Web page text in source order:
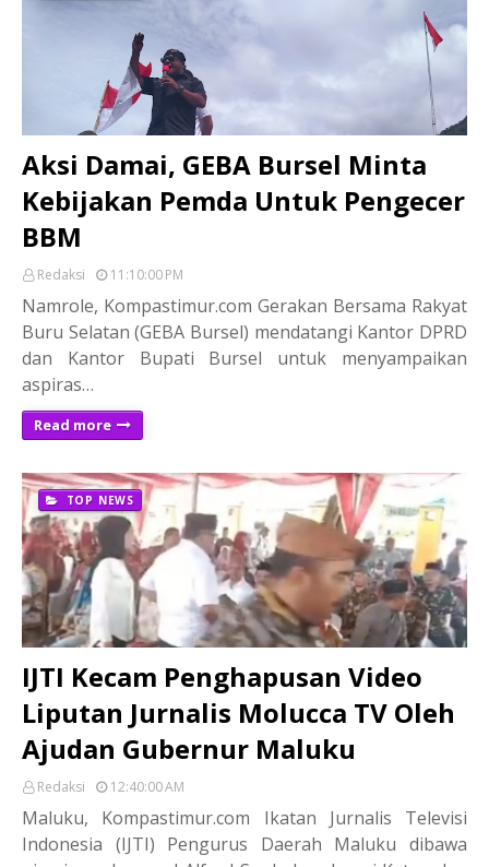
Aksi Damai, GEBA Bursel Minta
Kebijakan Pemda Untuk Pengecer
BBM
Redaksi 11:10:00 PM
Namrole, Kompastimur.com Gerakan Bersama Rakyat
Buru Selatan (GEBA Bursel) mendatangi Kantor DPRD
dan Kantor Bupati Bursel untuk menyampaikan
aspiras…
Read more
TOP NEWS
IJTI Kecam Penghapusan Video
Liputan Jurnalis Molucca TV Oleh
Ajudan Gubernur Maluku
Redaksi 12:40:00 AM
Maluku, Kompastimur.com Ikatan Jurnalis Televisi
Indonesia (IJTI) Pengurus Daerah Maluku dibawa